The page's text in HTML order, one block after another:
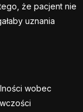
że pacjent nie
uznania
wobec